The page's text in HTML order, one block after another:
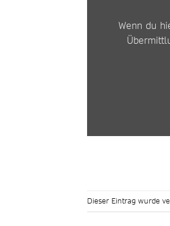
ANZEIGEN
Wenn du
Dieser Eintrag wurde